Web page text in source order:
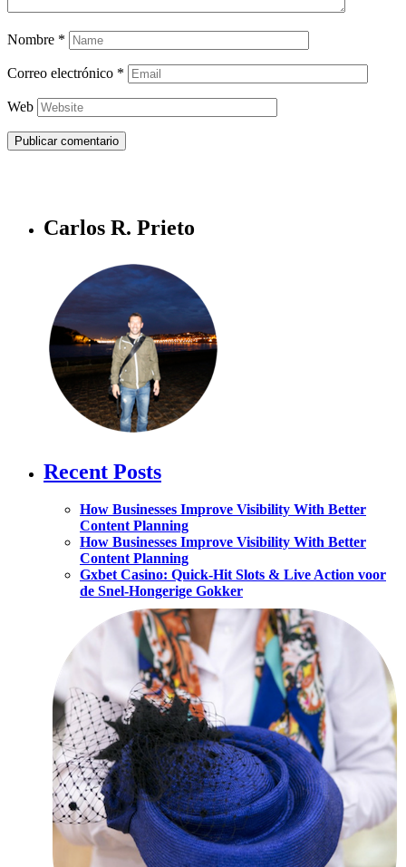
Nombre *
Correo electrónico *
Web
Carlos R. Prieto
Recent Posts
How Businesses Improve Visibility With Better
Content Planning
How Businesses Improve Visibility With Better
Content Planning
Gxbet Casino: Quick‑Hit Slots & Live Action voor
de Snel‑Hongerige Gokker